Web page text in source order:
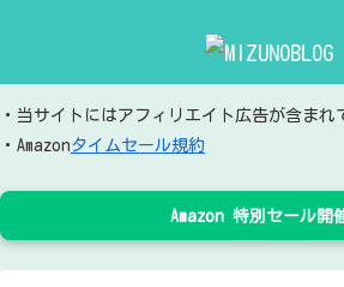
・当サイトにはアフィリエイト広告が含まれ
・Amazonタイムセール規約
Amazon 特別セール開